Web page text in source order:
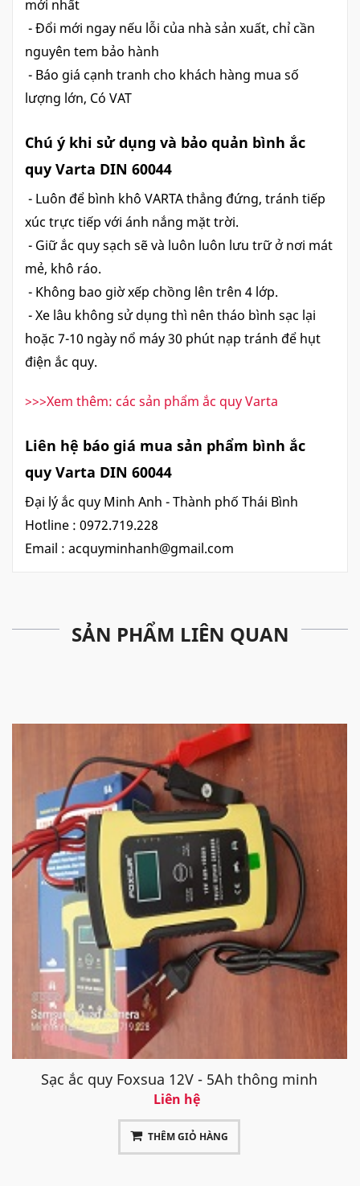
mới nhất
- Đổi mới ngay nếu lỗi của nhà sản xuất, chỉ cần
nguyên tem bảo hành
- Báo giá cạnh tranh cho khách hàng mua số
lượng lớn, Có VAT
Chú ý khi sử dụng và bảo quản bình ắc
quy Varta DIN 60044
- Luôn để bình khô VARTA thẳng đứng, tránh tiếp
xúc trực tiếp với ánh nắng mặt trời.
- Giữ ắc quy sạch sẽ và luôn luôn lưu trữ ở nơi mát
mẻ, khô ráo.
- Không bao giờ xếp chồng lên trên 4 lớp.
- Xe lâu không sử dụng thì nên tháo bình sạc lại
hoặc 7-10 ngày nổ máy 30 phút nạp tránh để hụt
điện ắc quy.
>>>Xem thêm: các sản phẩm ắc quy Varta
Liên hệ báo giá mua sản phẩm bình ắc
quy Varta DIN 60044
Đại lý ắc quy Minh Anh - Thành phố Thái Bình
Hotline : 0972.719.228
Email : acquyminhanh@gmail.com
SẢN PHẨM LIÊN QUAN
Sạc ắc quy Foxsua 12V - 5Ah thông minh
Liên hệ
THÊM GIỎ HÀNG